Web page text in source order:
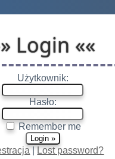
Login ««
Użytkownik:
Hasło:
Remember me
|Lost password?